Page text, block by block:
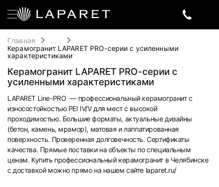
Главная
. . .
Керамогранит LAPARET PRO-серии с усиленными
характеристиками
Керамогранит LAPARET PRO-серии с
усиленными характеристиками
LAPARET Line-PRO — профессиональный керамогранит с
износостойкостью PEI IV/V для мест с высокой
проходимостью. Большие форматы, актуальные дизайны
(бетон, камень, мрамор), матовая и лаппатированная
поверхность. Проверенная долговечность. Сертификаты
качества. Прямые поставки на объекты по специальным
ценам. Купить профессиональный керамогранит в Челябинске
с доставкой можно прямо на нашем сайте laparet.ru/